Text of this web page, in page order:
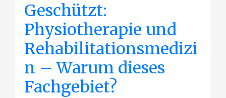
Geschützt:
Physiotherapie und
Rehabilitationsmedizi
n – Warum dieses
Fachgebiet?